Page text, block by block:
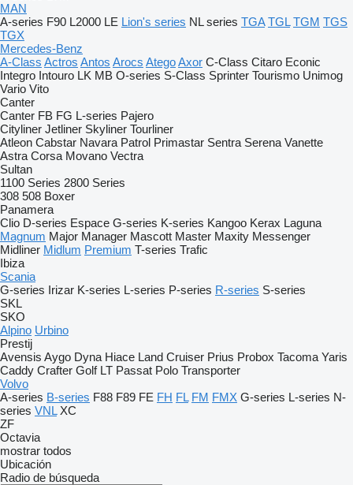
MAN
A-series F90 L2000 LE Lion's series NL series TGA TGL TGM TGS
TGX
Mercedes-Benz
A-Class Actros Antos Arocs AtegoAxor C-Class Citaro Econic
Integro Intouro LK MB O-series S-Class Sprinter Tourismo Unimog
Vario Vito
Canter
Canter FB FG L-series Pajero
Cityliner Jetliner Skyliner Tourliner
Atleon Cabstar Navara Patrol Primastar Sentra Serena Vanette
Astra Corsa Movano Vectra
Sultan
1100 Series 2800 Series
308 508 Boxer
Panamera
Clio D-series Espace G-series K-series Kangoo Kerax Laguna
Magnum Major Manager Mascott Master Maxity Messenger
Midliner Midlum Premium T-series Trafic
Ibiza
Scania
G-series Irizar K-series L-series P-series R-series S-series
SKL
SKO
Alpino Urbino
Prestij
Avensis Aygo Dyna Hiace Land Cruiser Prius Probox Tacoma Yaris
Caddy Crafter Golf LT Passat Polo Transporter
Volvo
A-series B-series F88 F89 FE FH FL FM FMX G-series L-series N-
series VNL XC
ZF
Octavia
mostrar todos
Ubicación
Radio de búsqueda